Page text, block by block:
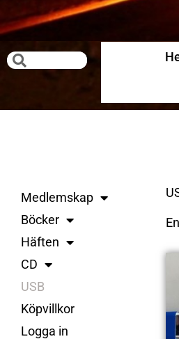
Medlemskap
Böcker
Häften
CD
USB
Köpvillkor
Logga in